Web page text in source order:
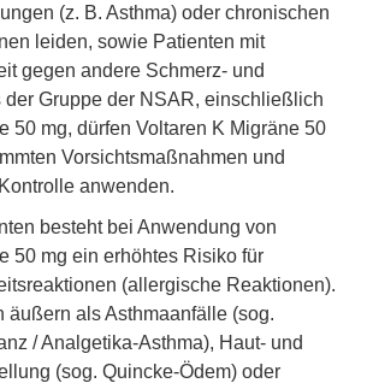
(z. B. Asthma) oder chronischen
leiden, sowie Patienten mit
gegen andere Schmerz- und
der Gruppe der NSAR, einschließlich
50 mg, dürfen Voltaren K Migräne 50
Vorsichtsmaßnahmen und
anwenden.
besteht bei Anwendung von
50 mg ein erhöhtes Risiko für
(allergische Reaktionen).
äußern als Asthmaanfälle (sog.
/ Analgetika-Asthma), Haut- und
(sog. Quincke-Ödem) oder